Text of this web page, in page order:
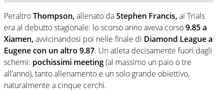
PeraltroThompson,allenato daStephen Francis,ai Trials
era al debutto stagionale: lo scorso anno aveva corso9.85 a
Xiamen,avvicinandosi poi nelle finale di Diamond League a
Eugene con un altro 9.87. Un atleta decisamente fuori dagli
schemi: pochissimi meeting(al massimo un paio o tre
all’anno), tanto allenamento e un solo grande obiettivo,
naturalmente a cinque cerchi.